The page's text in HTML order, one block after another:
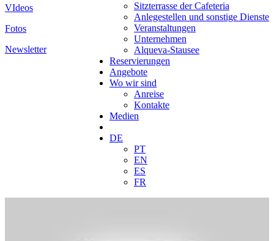
Sitzterrasse der Cafeteria
Anlegestellen und sonstige Dienste
Veranstaltungen
Unternehmen
Alqueva-Stausee
Reservierungen
Angebote
Wo wir sind
Anreise
Kontakte
Medien
DE
PT
EN
ES
FR
VIdeos
Fotos
Newsletter